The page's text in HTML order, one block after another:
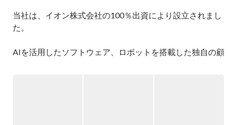
当社は、イオン株式会社の100％出資により設立されまし
た。
AIを活用したソフトウェア、ロボットを搭載した独自の顧